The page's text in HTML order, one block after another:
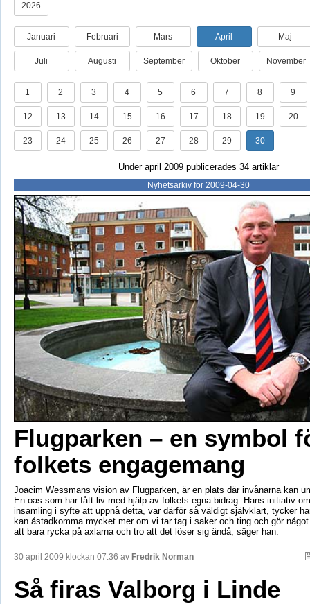
2026
Januari Februari Mars April Maj
Juli Augusti September Oktober November
1 2 3 4 5 6 7 8 9
12 13 14 15 16 17 18 19 20
23 24 25 26 27 28 29 30
Under april 2009 publicerades 34 artiklar
Nyhetsarkiv för 2009-04-30
Flugparken – en symbol
folkets engagemang
Joacim Wessmans vision av Flugparken, är en plats där invånarna kan
En oas som har fått liv med hjälp av folkets egna bidrag. Hans initiativ
insamling i syfte att uppnå detta, var därför så väldigt självklart, tycker
kan åstadkomma mycket mer om vi tar tag i saker och ting och gör
att bara rycka på axlarna och tro att det löser sig ändå, säger han.
30 april 2009 klockan 07:36 av Fredrik Norman
Så firas Valborg i Linde